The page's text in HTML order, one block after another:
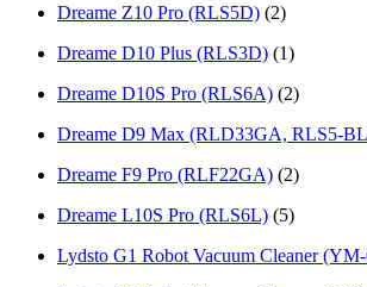
Dreame Z10 Pro (RLS5D) (2)
Drеаmе D10 Рlus (RLS3D) (1)
Drеаmе D10S Рrо (RLS6А) (2)
Drеаmе D9 Max (RLD33GА, RLS5-
Drеаmе F9 Рrо (RLF22GА) (2)
Drеаmе L10S Рrо (RLS6L) (5)
Lydsto G1 Robot Vacuum Cleaner